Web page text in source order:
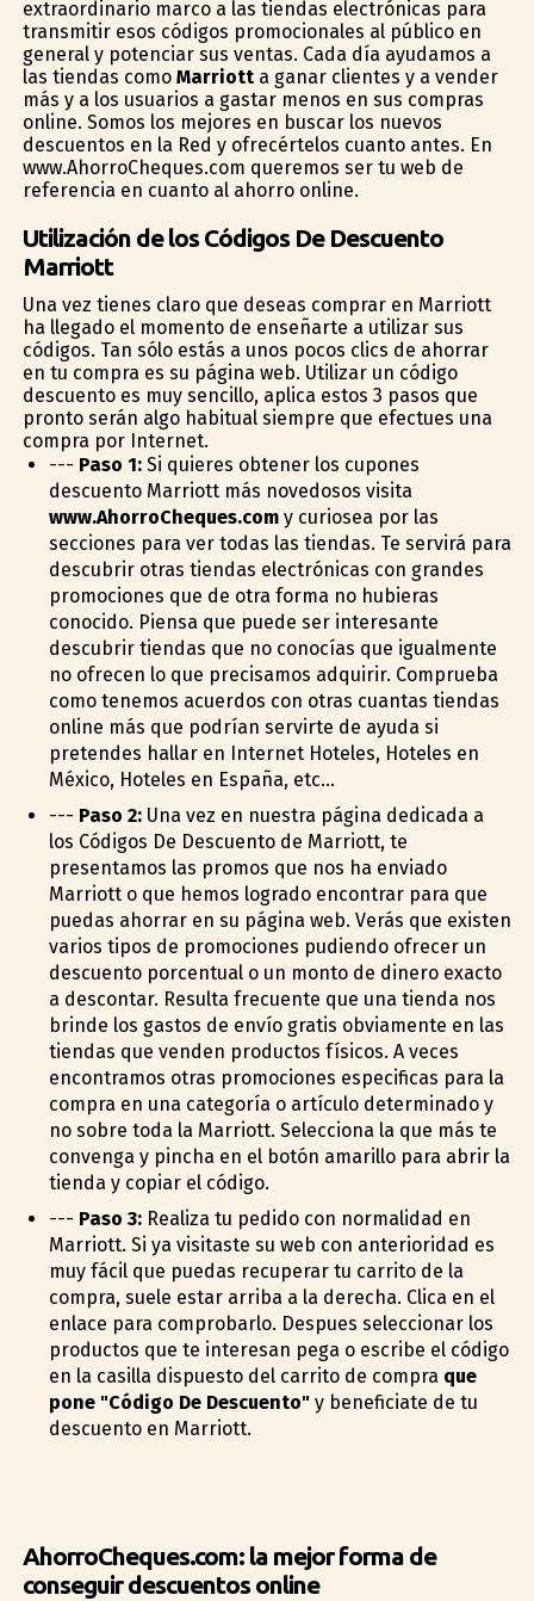
extraordinario marco a las tiendas electrónicas para
transmitir esos códigos promocionales al público en
general y potenciar sus ventas. Cada día ayudamos a
las tiendas como Marriotta ganar clientes y a vender
más y a los usuarios a gastar menos en sus compras
online. Somos los mejores en buscar los nuevos
descuentos en la Red y ofrecértelos cuanto antes. En
www.AhorroCheques.com queremos ser tu web de
referencia en cuanto al ahorro online.
Utilización de los Códigos De Descuento
Marriott
Una vez tienes claro que deseas comprar en Marriott
ha llegado el momento de enseñarte a utilizar sus
códigos. Tan sólo estás a unos pocos clics de ahorrar
en tu compra es su página web. Utilizar un código
descuento es muy sencillo, aplica estos 3 pasos que
pronto serán algo habitual siempre que efectues una
compra por Internet.
--- Paso 1:Si quieres obtener los cupones
descuento Marriott más novedosos visita
www.AhorroCheques.comy curiosea por las
secciones para ver todas las tiendas. Te servirá para
descubrir otras tiendas electrónicas con grandes
promociones que de otra forma no hubieras
conocido. Piensa que puede ser interesante
descubrir tiendas que no conocías que igualmente
no ofrecen lo que precisamos adquirir. Comprueba
como tenemos acuerdos con otras cuantas tiendas
online más que podrían servirte de ayuda si
pretendes hallar en Internet Hoteles, Hoteles en
México, Hoteles en España, etc...
--- Paso 2:Una vez en nuestra página dedicada a
los Códigos De Descuento de Marriott, te
presentamos las promos que nos ha enviado
Marriott o que hemos logrado encontrar para que
puedas ahorrar en su página web. Verás que existen
varios tipos de promociones pudiendo ofrecer un
descuento porcentual o un monto de dinero exacto
a descontar. Resulta frecuente que una tienda nos
brinde los gastos de envío gratis obviamente en las
tiendas que venden productos físicos. A veces
encontramos otras promociones especificas para la
compra en una categoría o artículo determinado y
no sobre toda la Marriott. Selecciona la que más te
convenga y pincha en el botón amarillo para abrir la
tienda y copiar el código.
--- Paso 3:Realiza tu pedido con normalidad en
Marriott. Si ya visitaste su web con anterioridad es
muy fácil que puedas recuperar tu carrito de la
compra, suele estar arriba a la derecha. Clica en el
enlace para comprobarlo. Despues seleccionar los
productos que te interesan pega o escribe el código
en la casilla dispuesto del carrito de compra que
pone "Código De Descuento"y beneficiate de tu
descuento en Marriott.
AhorroCheques.com: la mejor forma de
conseguir descuentos online